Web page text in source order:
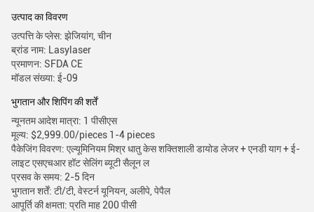
उत्पाद का विवरण
उत्पत्ति के प्लेस: झेजियांग, चीन
ब्रांड नाम: Lasylaser
प्रमाणन: SFDA CE
मॉडल संख्या: ई-09
भुगतान और शिपिंग की शर्तें
न्यूनतम आदेश मात्रा: 1 पीसीएस
मूल्य: $2,999.00/pieces 1-4 pieces
पैकेजिंग विवरण: एल्यूमिनियम मिश्र धातु केस शक्तिशाली डायोड लेजर + एनडी याग + ई-
लाइट एसएचआर हॉट सेलिंग ब्यूटी सैलून ल
प्रसव के समय: 2-5 दिन
भुगतान शर्तें: टी/टी, वेस्टर्न यूनियन, अलीपे, पेपैल
आपूर्ति की क्षमता: प्रति माह 200 पीसी